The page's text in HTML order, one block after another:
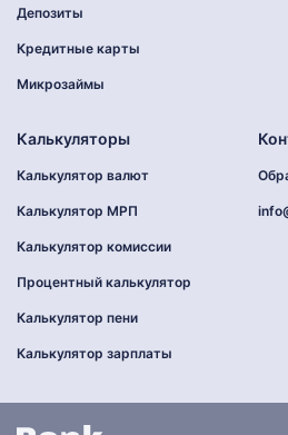
Депозиты
Кредитные карты
Микрозаймы
Калькуляторы
Калькулятор валют
Калькулятор МРП
Калькулятор комиссии
Процентный калькулятор
Калькулятор пени
Калькулятор зарплаты